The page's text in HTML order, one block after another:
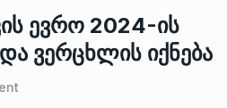
ევრო 2024-ის
ვერცხლის იქნება